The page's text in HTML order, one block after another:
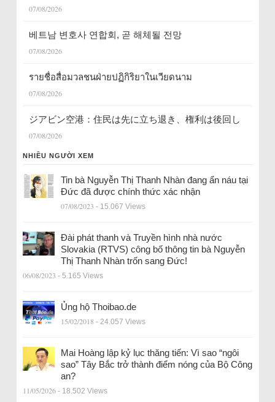
07/08/2026
베트남 변호사 연합회, 곧 해체될 전망
07/08/2026
รายชื่อสื่อมวลชนฝ่ายปฏิกิริยาในเวียดนาม
07/08/2026
ジアビン空港：住民は先に立ち退き、権利は後回し
07/08/2026
NHIỀU NGƯỜI XEM
Tin bà Nguyễn Thị Thanh Nhàn đang ẩn náu tại
Đức đã được chính thức xác nhận
07/08/2023 - 15.067 Views
Đài phát thanh và Truyền hình nhà nước
Slovakia (RTVS) công bố thông tin bà Nguyễn
Thị Thanh Nhàn trốn sang Đức!
06/08/2023 - 5.165 Views
Ủng hộ Thoibao.de
15/02/2018 - 24.057 Views
Mai Hoàng lập kỷ lục thăng tiến: Vì sao “ngôi
sao” Tây Bắc trở thành điểm nóng của Bộ Công
an?
11/05/2026 - 18.502 Views